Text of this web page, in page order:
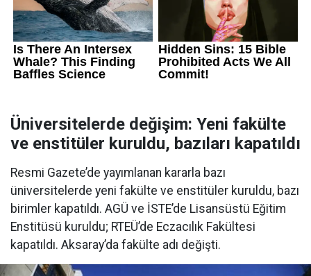
Üniversitelerde değişim: Yeni fakülte
ve enstitüler kuruldu, bazıları kapatıldı
Resmi Gazete’de yayımlanan kararla bazı
üniversitelerde yeni fakülte ve enstitüler kuruldu, bazı
birimler kapatıldı. AGÜ ve İSTE’de Lisansüstü Eğitim
Enstitüsü kuruldu; RTEÜ’de Eczacılık Fakültesi
kapatıldı. Aksaray’da fakülte adı değişti.